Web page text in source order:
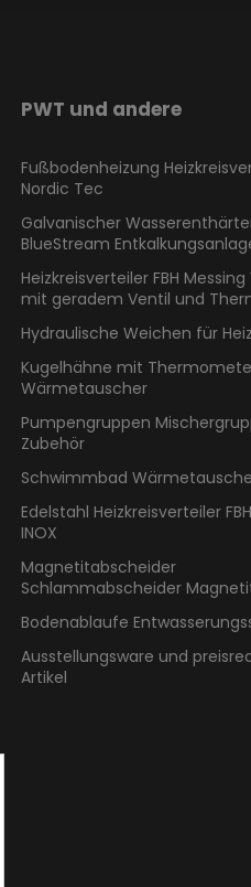
PWT und andere
Fußbodenheizung
Nordic Tec
Galvanischer
BlueStream
Heizkreisverteiler FBH
mit geradem Ventil und
Hydraulische Weichen für
Kugelhähne mit
Wärmetauscher
Pumpengruppen
Zubehör
Schwimmbad
Edelstahl Heizkreisverteiler
INOX
Magnetitabscheider
Schlammabscheider
Bodenablaufe
Ausstellungsware und
Artikel